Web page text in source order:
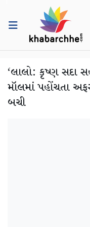
‘લાલો: કૃષ્ણ સદા
મૉલમાં પહોંચતા
બચી